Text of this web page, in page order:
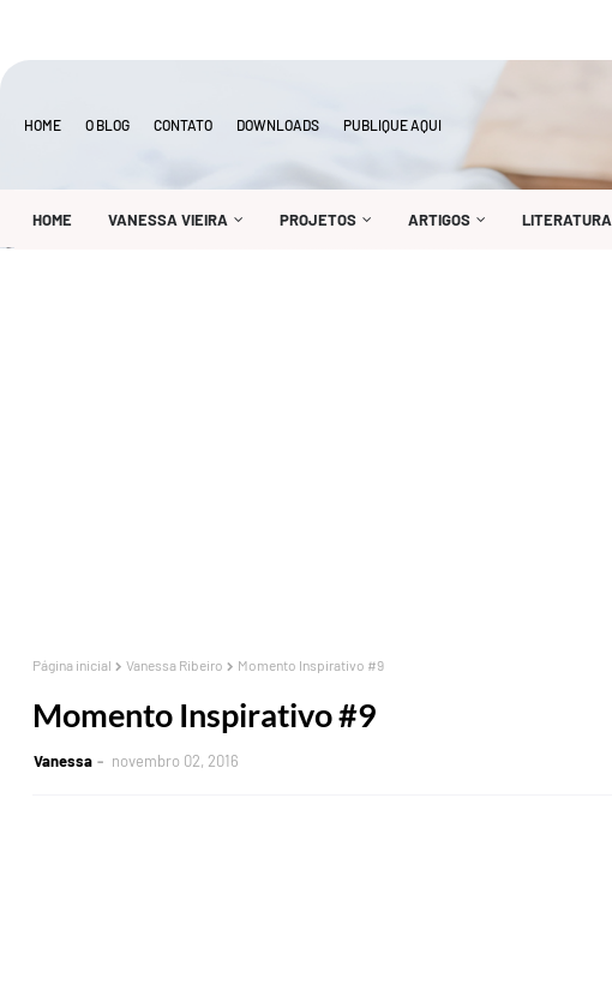
HOME O BLOG CONTATO DOWNLOADS PUBLIQUE AQUI
HOME VANESSA VIEIRA PROJETOS ARTIGOS LITERATURA
Página inicial Vanessa Ribeiro Momento Inspirativo #9
Momento Inspirativo #9
Vanessa novembro 02, 2016